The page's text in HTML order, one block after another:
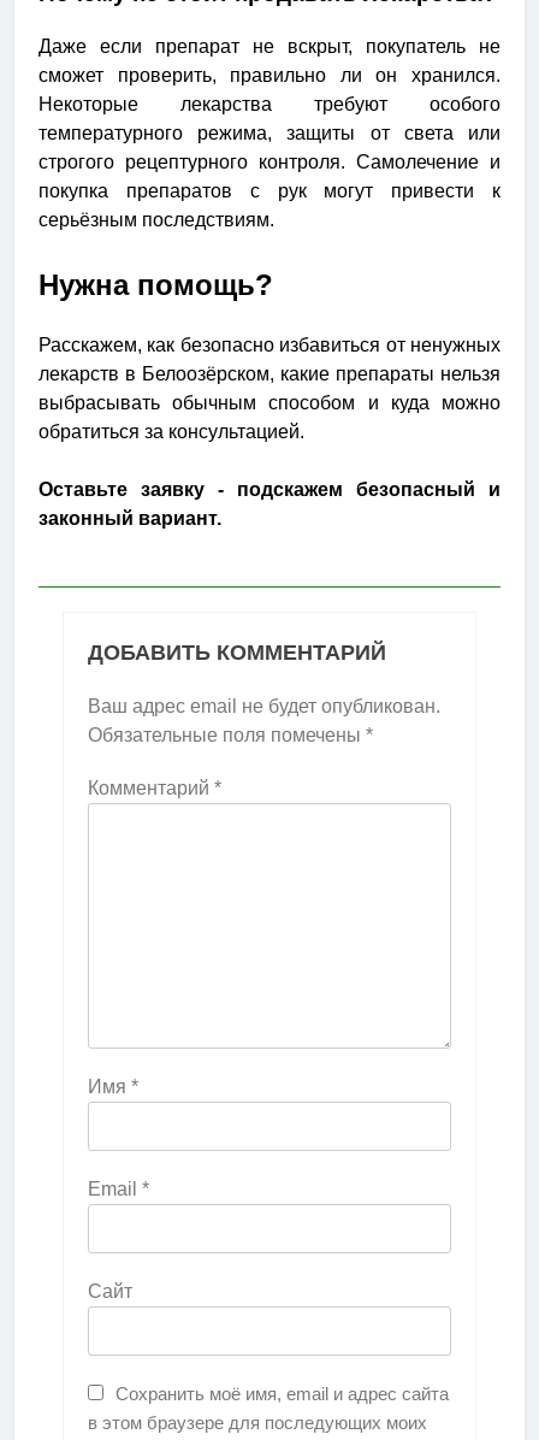
Даже если препарат не вскрыт, покупатель не
сможет проверить, правильно ли он хранился.
Некоторые лекарства требуют особого
температурного режима, защиты от света или
строгого рецептурного контроля. Самолечение и
покупка препаратов с рук могут привести к
серьёзным последствиям.
Нужна помощь?
Расскажем, как безопасно избавиться от ненужных
лекарств в Белоозёрском, какие препараты нельзя
выбрасывать обычным способом и куда можно
обратиться за консультацией.
Оставьте заявку - подскажем безопасный и
законный вариант.
ДОБАВИТЬ КОММЕНТАРИЙ
Ваш адрес email не будет опубликован.
Обязательные поля помечены *
Комментарий *
Имя *
Email *
Сайт
Сохранить моё имя, email и адрес сайта
в этом браузере для последующих моих